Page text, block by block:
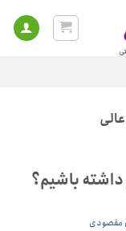
باشیم؟